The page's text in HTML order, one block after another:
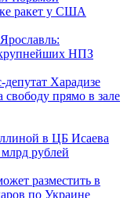
ракет у США
крупнейших НПЗ
Харадизе
прямо в зале
в ЦБ Исаева
рублей
разместить в
по Украине